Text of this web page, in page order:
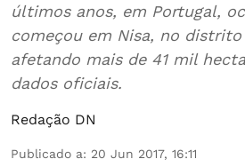
últimos anos, em Portugal,
começou em Nisa, no distrito
afetando mais de 41 mil
dados oficiais.
Redação DN
Publicado a: 20 Jun 2017, 16:11